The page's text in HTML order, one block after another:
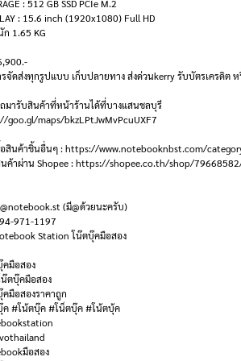
: 512 GB SSD PCIe M.2
: 15.6 inch (1920x1080) Full HD
1.65 KG
จัดส่งทุกรูปแบบ เก็บปลายทาง ส่งด่วนkerry รับบัตรเครดิต
มารับสินค้าที่หน้าร้านได้ที่บางแสนชลบุรี
goo.gl/maps/bkzLPtJwMvPcuUXF7
อสินค้าชิ้นอื่นๆ : https://www.notebooknbst.com/
ค้าผ่าน Shopee : https://shopee.co.th/shop/
(มี@ด้วยนะครับ)
971-1197
Station โน๊ตบุ๊คมือสอง
มือสอง
ตบุ๊คมือสอง
มือสองราคาถูก
ค #โน้ตบุ๊ค #โน็ตบุ๊ค #โน้ตบุ้ค
มือสอง